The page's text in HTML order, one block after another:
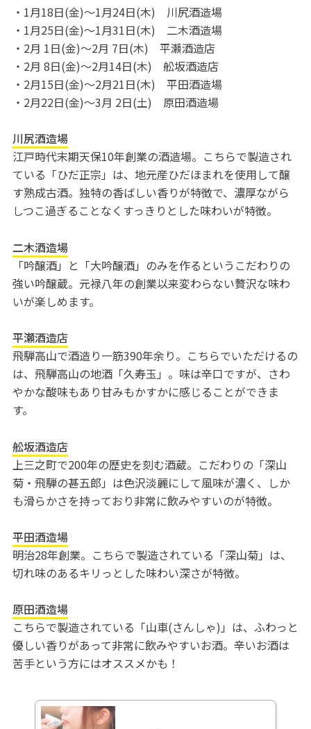
・1月18日(金)～1月24日(木) 川尻酒造場
・1月25日(金)～1月31日(木) 二木酒造場
・2月 1日(金)～2月 7日(木) 平瀬酒造店
・2月 8日(金)～2月14日(木) 舩坂酒造店
・2月15日(金)～2月21日(木) 平田酒造場
・2月22日(金)～3月 2日(土) 原田酒造場
川尻酒造場
江戸時代末期天保10年創業の酒造場。こちらで製造され
ている「ひだ正宗」は、地元産ひだほまれを使用して醸
す熟成古酒。独特の香ばしい香りが特徴で、濃厚ながら
しつこ過ぎることなくすっきりとした味わいが特徴。
二木酒造場
「吟醸酒」と「大吟醸酒」のみを作るというこだわりの
強い吟醸蔵。元禄八年の創業以来変わらない贅沢な味わ
いが楽しめます。
平瀬酒造店
飛騨高山で酒造り一筋390年余り。こちらでいただけるの
は、飛騨高山の地酒「久寿玉」。味は辛口ですが、さわ
やかな酸味もあり甘みもかすかに感じることができま
す。
舩坂酒造店
上三之町で200年の歴史を刻む酒蔵。こだわりの「深山
菊・飛騨の甚五郎」は色沢淡麗にして風味が濃く、しか
も滑らかさを持っており非常に飲みやすいのが特徴。
平田酒造場
明治28年創業。こちらで製造されている「深山菊」は、
切れ味のあるキリっとした味わい深さが特徴。
原田酒造場
こちらで製造されている「山車(さんしゃ)」は、ふわっと
優しい香りがあって非常に飲みやすいお酒。辛いお酒は
苦手という方にはオススメかも！